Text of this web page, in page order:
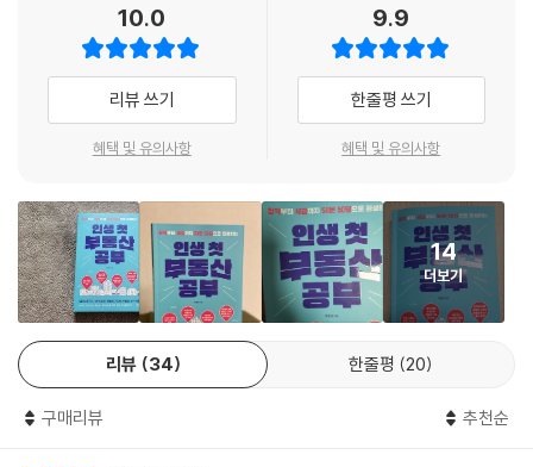
장하지 않는다. 저자는 투자서라기보다는 핵심 경제 개념을 짚어주는 부동
산계의 바이블이 되길 바라는 집필 의도를 바탕으로, 아직 무주택자이거나
간신히 1주택자가 된 2030 세대들을 대상으로 목차를 구성했다. 전문 투
자자가 아닌 대다수의 일반 독자들은 지금처럼 흔들리는 시장 분위기 가운
데, 거액이 오가는 투자처를 맞닥뜨리면 움츠러들기 마련이다. 이는 당연
부재하기 때문이다.
저자는 이 같은 수많은 평범한 이들이 자신의 집을 가지기 위해 도전하는
대부분의 방법인 ‘청약, 매매, 재개발 ? 재건축 ? 리모델링’의 단계를 거쳐
복잡한 세금 제도와 함께 2023년 도래할 윤석열 정부의 부동산 정책을 5
0문 50답 형태로 어렵지 않게 녹여냈다. [집코노미TV]의 콘텐츠 ‘3분 부
동산’, ‘흥청교육대: 초보자를 위한 청약 기강 잡기’ 등에서 다룬 내용들도
10.0
리뷰 쓰기
혜택 및 유의사항
9.9
한줄평 쓰기
혜택 및 유의사항
14
더보기
리뷰 34 한줄평 20
구매리뷰 추천순